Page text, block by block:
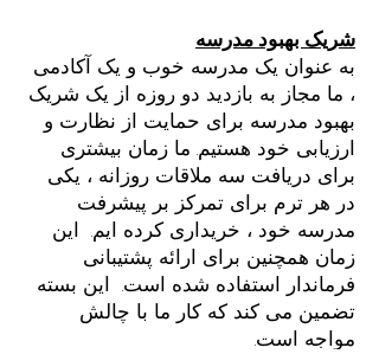
شریک بهبود مدرسه
به عنوان یک مدرسه خوب و یک آکادمی
، ما مجاز به بازدید دو روزه از یک شریک
بهبود مدرسه برای حمایت از نظارت و
ارزیابی خود هستیم. ما زمان بیشتری
برای دریافت سه ملاقات روزانه ، یکی
در هر ترم برای تمرکز بر پیشرفت
مدرسه خود ، خریداری کرده ایم. این
زمان همچنین برای ارائه پشتیبانی
فرماندار استفاده شده است. این بسته
تضمین می کند که کار ما با چالش
مواجه است.